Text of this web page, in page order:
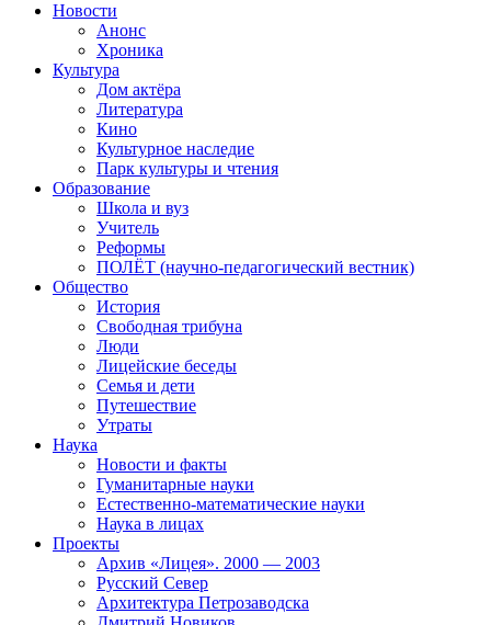
Новости
Анонс
Хроника
Культура
Дом актёра
Литература
Кино
Культурное наследие
Парк культуры и чтения
Образование
Школа и вуз
Учитель
Реформы
ПОЛЁТ (научно-педагогический вестник)
Общество
История
Свободная трибуна
Люди
Лицейские беседы
Семья и дети
Путешествие
Утраты
Наука
Новости и факты
Гуманитарные науки
Естественно-математические науки
Наука в лицах
Проекты
Архив «Лицея». 2000 — 2003
Русский Север
Архитектура Петрозаводска